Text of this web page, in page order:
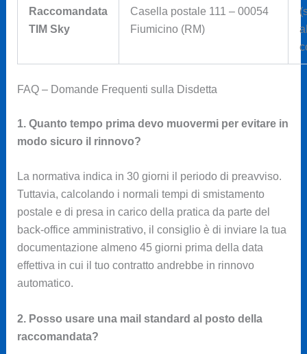
Raccomandata
TIM Sky
Casella postale 111 – 00054
Fiumicino (RM)
FAQ – Domande Frequenti sulla Disdetta
1. Quanto tempo prima devo muovermi per evitare in
modo sicuro il rinnovo?
La normativa indica in 30 giorni il periodo di preavviso.
Tuttavia, calcolando i normali tempi di smistamento
postale e di presa in carico della pratica da parte del
back-office amministrativo, il consiglio è di inviare la tua
documentazione almeno 45 giorni prima della data
effettiva in cui il tuo contratto andrebbe in rinnovo
automatico.
2. Posso usare una mail standard al posto della
raccomandata?